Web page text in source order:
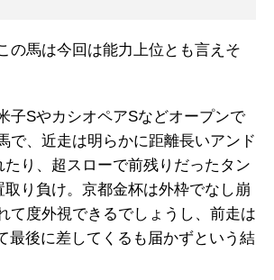
の馬は今回は能力上位とも言えそ
子SやカシオペアSなどオープンで
で、近走は明らかに距離長いアンド
たり、超スローで前残りだったタン
り負け。京都金杯は外枠でなし崩
て度外視できるでしょうし、前走は
最後に差してくるも届かずという結